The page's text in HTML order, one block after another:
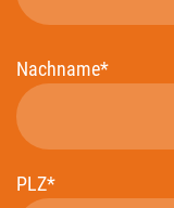
Nachname*
PLZ*